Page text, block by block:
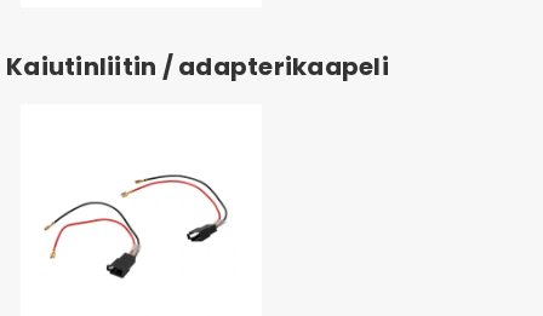
Kaiutinliitin / adapterikaapeli